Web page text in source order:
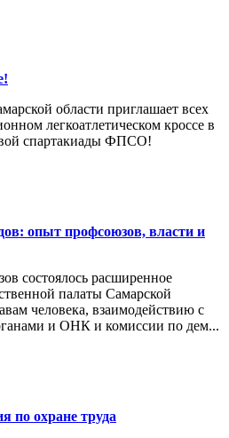
области приглашает всех
легкоатлетическом кроссе в
спартакиады ФПСО!
опыт профсоюзов, власти и
состоялось расширенное
палаты Самарской
человека, взаимодействию с
и ОНК и комиссии по дем...
по охране труда